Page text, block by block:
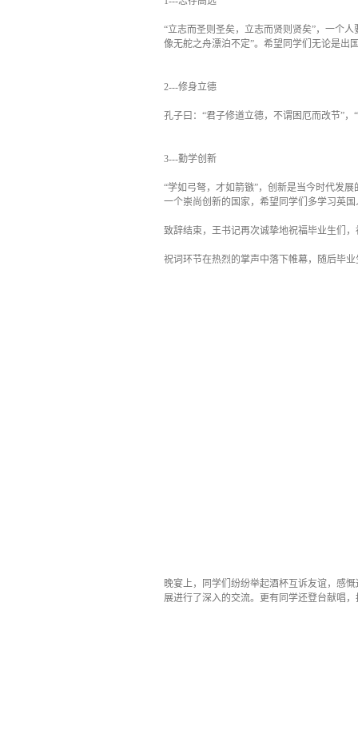
“立志而圣则圣矣，立志而贤则贤矣”，一个
像无舵之舟漂泊不定”。希望同学们无论是
2---修身立德
孔子曰：“君子修道立德，不谓困厄而改节”
3---勤学创新
“学如弓弩，才如箭镞”，创新是当今时代发
一个崇尚创新的国家，希望同学们多学习
致辞结束，王书记再次诚挚地祝福毕业生
祝词环节在热烈的掌声中落下帷幕，随后
晚宴上，同学们纷纷举起酒杯互诉友谊，感
展进行了深入的交流。更有同学还登台献唱